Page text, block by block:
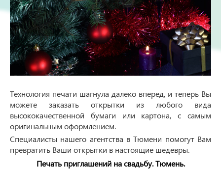
Технология печати шагнула далеко вперед, и теперь Вы
можете заказать открытки из любого вида
высококачественной бумаги или картона, с самым
оригинальным оформлением.
Специалисты нашего агентства в Тюмени помогут Вам
превратить Ваши открытки в настоящие шедевры.
Печать приглашений на свадьбу. Тюмень.